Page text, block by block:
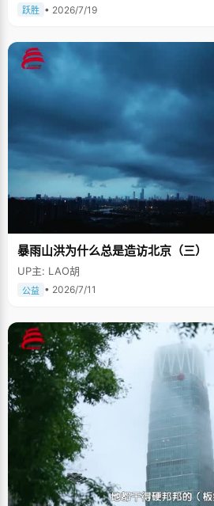
跃胜 • 2026/7/19
暴雨山洪为什么总是造访北京（三）
UP主: LAO胡
公益 • 2026/7/11